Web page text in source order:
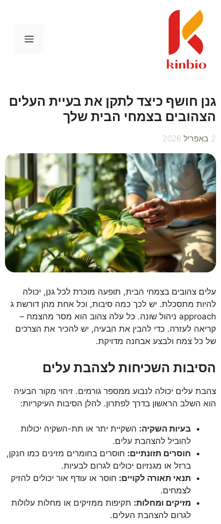
לתוכן
תפריט
גנן חושף כיצד לתקן את בעיית העלים
הצהובים בצמחי הבית שלך
2 באפריל 2026
עלים צהובים בצמחי הבית, תופעה מוכרת לכל גנן, יכולה
להיות מתסכלת. יש לכך כמה סיבות, וכל אחת מהן דורשת ג
approach ניהול שונה. כל עלה צהוב הוא מסר מהצמח –
קריאה לעזרה. כדי להבין את הבעיה, יש להכיר את הצרכים
של כל צמח ולבצע אבחנה מדויקת.
הסיבות השכיחות לצהבת עלים
צהבת עלים יכולה לנבוע ממספר גורמים. זיהוי מקור הבעיה
הוא השלב הראשון בדרך לפתרון. להלן הסיבות העיקריות:
בעיות השקיה: השקיית יתר או תת-השקיה יכולות
להוביל להצהבת עלים.
חוסרים תזונתיים: חוסרים בחומרים מזינים כמו חנקן,
ברזל או מגנזיום יכולים לגרום לבעיות.
תנאי תאורה לקויים: חוסר או עודף אור יכולים להזיק
לצמחים.
מזיקים ומחלות: תקיפות ממזיקים או מחלות עלולות
לגרום להצהבת העלים.